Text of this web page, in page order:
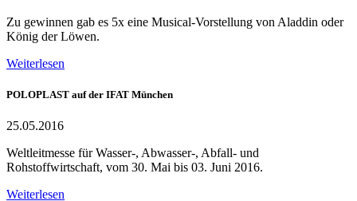
Zu gewinnen gab es 5x eine Musical-Vorstellung von Aladdin oder
König der Löwen.
Weiterlesen
POLOPLAST auf der IFAT München
25.05.2016
Weltleitmesse für Wasser-, Abwasser-, Abfall- und
Rohstoffwirtschaft, vom 30. Mai bis 03. Juni 2016.
Weiterlesen